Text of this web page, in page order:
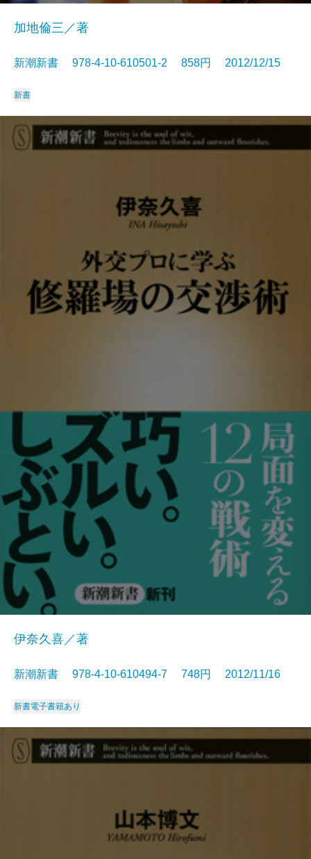
加地倫三／著
新潮新書 978-4-10-610501-2 858円 2012/12/15
新書
伊奈久喜／著
新潮新書 978-4-10-610494-7 748円 2012/11/16
新書電子書籍あり